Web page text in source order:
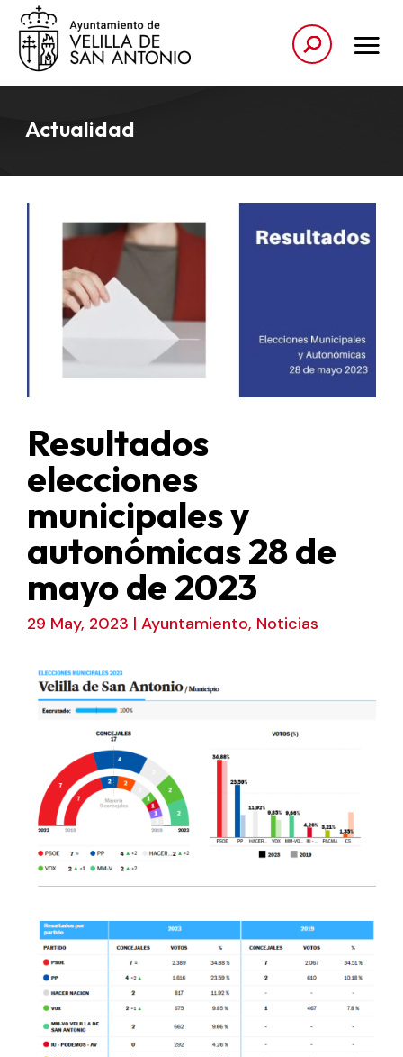
Actualidad
Resultados
elecciones
municipales y
autonómicas 28 de
mayo de 2023
29 May, 2023 | Ayuntamiento, Noticias